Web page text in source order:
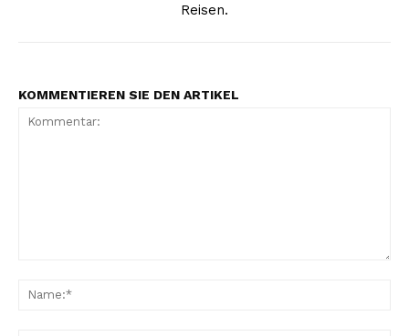
Reisen.
KOMMENTIEREN SIE DEN ARTIKEL